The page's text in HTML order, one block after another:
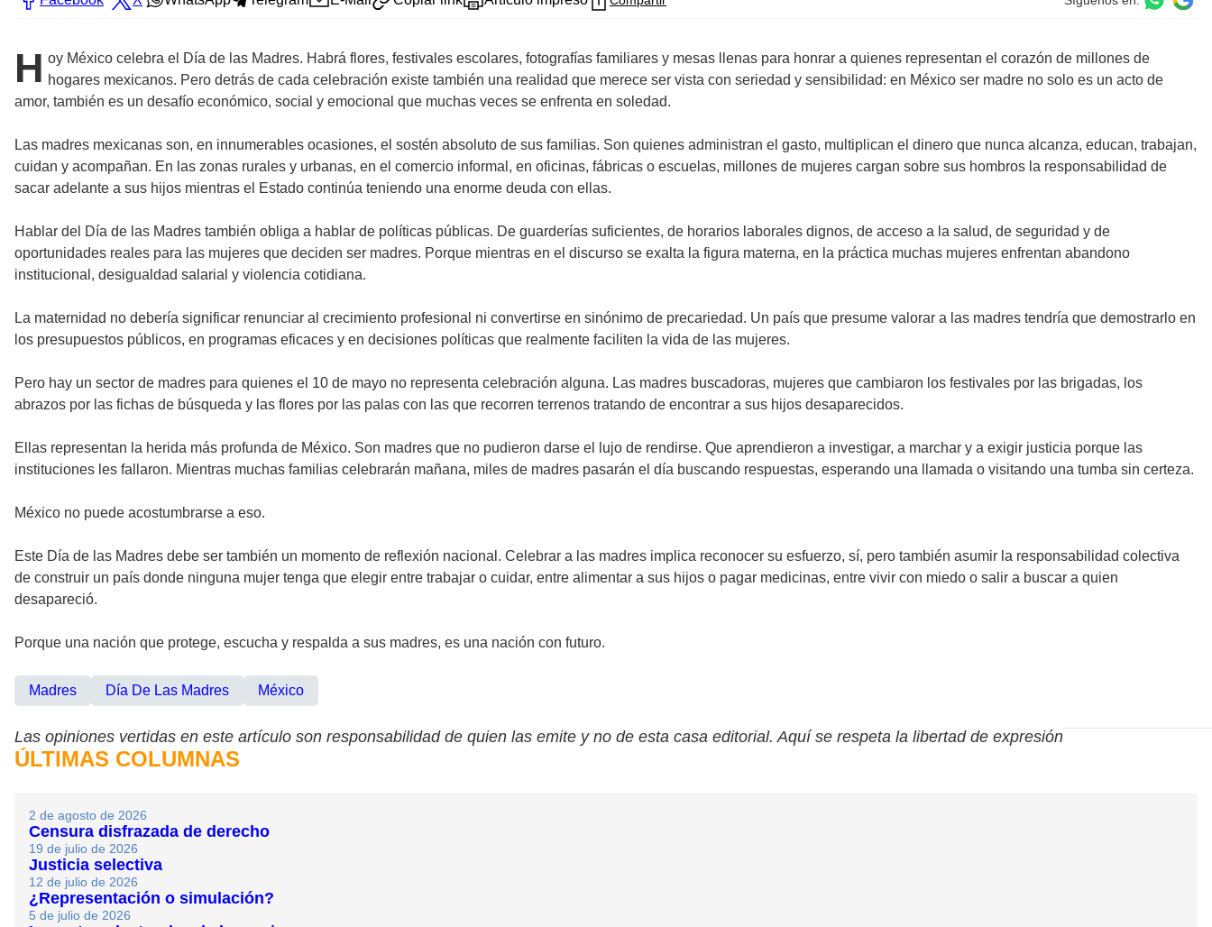
H oy México celebra el Día de las Madres. Habrá flores, festivales escolares, fotografías familiares y mesas llenas para honrar a quienes representan el corazón de millones de
hogares mexicanos. Pero detrás de cada celebración existe también una realidad que merece ser vista con seriedad y sensibilidad: en México ser madre no solo es un acto de
amor, también es un desafío económico, social y emocional que muchas veces se enfrenta en soledad.
Las madres mexicanas son, en innumerables ocasiones, el sostén absoluto de sus familias. Son quienes administran el gasto, multiplican el dinero que nunca alcanza, educan, trabajan,
cuidan y acompañan. En las zonas rurales y urbanas, en el comercio informal, en oficinas, fábricas o escuelas, millones de mujeres cargan sobre sus hombros la responsabilidad de
sacar adelante a sus hijos mientras el Estado continúa teniendo una enorme deuda con ellas.
Hablar del Día de las Madres también obliga a hablar de políticas públicas. De guarderías suficientes, de horarios laborales dignos, de acceso a la salud, de seguridad y de
oportunidades reales para las mujeres que deciden ser madres. Porque mientras en el discurso se exalta la figura materna, en la práctica muchas mujeres enfrentan abandono
institucional, desigualdad salarial y violencia cotidiana.
La maternidad no debería significar renunciar al crecimiento profesional ni convertirse en sinónimo de precariedad. Un país que presume valorar a las madres tendría que demostrarlo en
los presupuestos públicos, en programas eficaces y en decisiones políticas que realmente faciliten la vida de las mujeres.
Pero hay un sector de madres para quienes el 10 de mayo no representa celebración alguna. Las madres buscadoras, mujeres que cambiaron los festivales por las brigadas, los
abrazos por las fichas de búsqueda y las flores por las palas con las que recorren terrenos tratando de encontrar a sus hijos desaparecidos.
Ellas representan la herida más profunda de México. Son madres que no pudieron darse el lujo de rendirse. Que aprendieron a investigar, a marchar y a exigir justicia porque las
instituciones les fallaron. Mientras muchas familias celebrarán mañana, miles de madres pasarán el día buscando respuestas, esperando una llamada o visitando una tumba sin certeza.
México no puede acostumbrarse a eso.
Este Día de las Madres debe ser también un momento de reflexión nacional. Celebrar a las madres implica reconocer su esfuerzo, sí, pero también asumir la responsabilidad colectiva
de construir un país donde ninguna mujer tenga que elegir entre trabajar o cuidar, entre alimentar a sus hijos o pagar medicinas, entre vivir con miedo o salir a buscar a quien
desapareció.
Porque una nación que protege, escucha y respalda a sus madres, es una nación con futuro.
Madres Día De Las Madres México
Las opiniones vertidas en este artículo son responsabilidad de quien las emite y no de esta casa editorial. Aquí se respeta la libertad de expresión
ÚLTIMAS COLUMNAS
2 de agosto de 2026
Censura disfrazada de derecho
19 de julio de 2026
Justicia selectiva
12 de julio de 2026
¿Representación o simulación?
5 de julio de 2026